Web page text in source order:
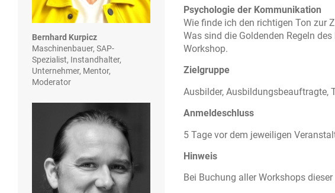
Bernhard Kurpicz
Maschinenbauer, SAP-
Spezialist, Instandhalter,
Unternehmer, Mentor,
Moderator
Psychologie der Kommunikation
Wie finde ich den richtigen Ton zur
Was sind die Goldenden Regeln
Workshop.
Zielgruppe
Ausbilder, Ausbildungsbeauftragte,
Anmeldeschluss
5 Tage vor dem jeweiligen
Hinweis
Bei Buchung aller Workshops